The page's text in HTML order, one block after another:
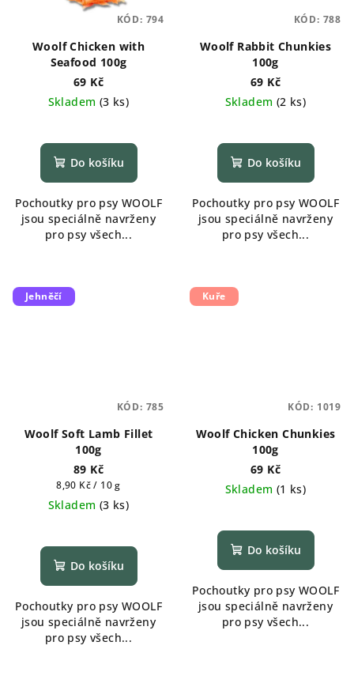
Woolf Chicken with
Seafood 100g
69 Kč
Skladem (3 ks)
Do košíku
Pochoutky pro psy WOOLF
jsou speciálně navrženy
pro psy všech...
KÓD: 794
Woolf Rabbit Chunkies
100g
69 Kč
Skladem (2 ks)
Do košíku
Pochoutky pro psy WOOLF
jsou speciálně navrženy
pro psy všech...
KÓD: 788
Jehněčí
Woolf Soft Lamb Fillet
100g
89 Kč
Měrná
cena:
8,90 Kč / 10 g
Skladem (3 ks)
Do košíku
Pochoutky pro psy WOOLF
jsou speciálně navrženy
pro psy všech...
KÓD: 785
Kuře
Woolf Chicken Chunkies
100g
69 Kč
Skladem (1 ks)
Do košíku
Pochoutky pro psy WOOLF
jsou speciálně navrženy
pro psy všech...
KÓD: 1019